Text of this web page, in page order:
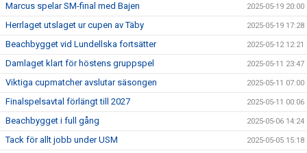
Marcus spelar SM-final med Bajen 2025-05-19 20:00
Herrlaget utslaget ur cupen av Täby 2025-05-19 17:28
Beachbygget vid Lundellska fortsätter 2025-05-12 12:21
Damlaget klart för höstens gruppspel 2025-05-11 23:47
Viktiga cupmatcher avslutar säsongen 2025-05-11 07:00
Finalspelsavtal förlängt till 2027 2025-05-11 00:06
Beachbygget i full gång 2025-05-06 14:24
Tack för allt jobb under USM 2025-05-05 15:18